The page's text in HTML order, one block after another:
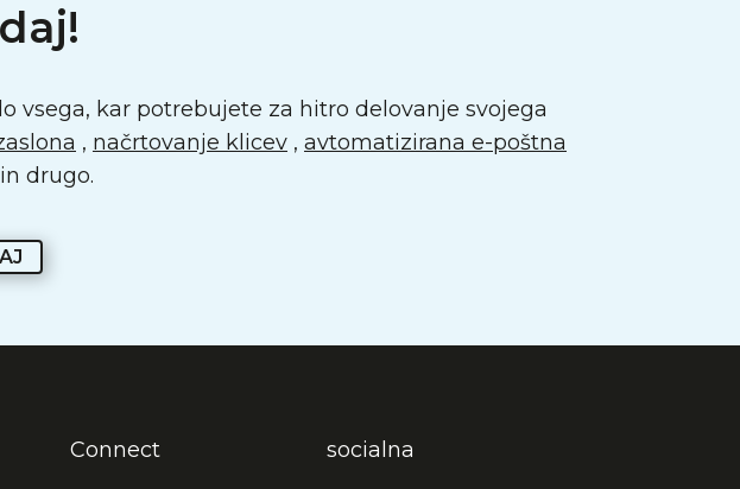
vsega, kar potrebujete za hitro delovanje svojega
, ​​načrtovanje klicev , avtomatizirana e-poštna
in drugo.
Connect socialna